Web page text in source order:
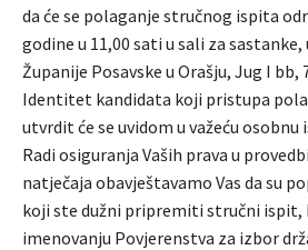
da će se polaganje stručnog ispita
godine u 11,00 sati u sali za sastanke,
Županije Posavske u Orašju, Jug I bb,
Identitet kandidata koji pristupa
utvrdit će se uvidom u važeću osobnu
Radi osiguranja Vaših prava u
natječaja obavještavamo Vas da su
koji ste dužni pripremiti stručni ispit,
imenovanju Povjerenstva za izbor